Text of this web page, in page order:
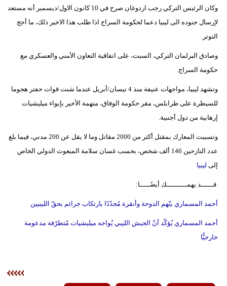
وكان الرئيس التركي رجب اردوغان صرح في 10 كانون الاول/ديسمبر أنه مستعد
لإرسال جنوده الى ليبيا دعما لحكومة السراج اذا طلب هذا الاخير ذلك، ما أجج
التوتر.
وصادق البرلمان التركي، السبت، على اتفاقية التعاون الأمني والعسكري مع
حكومة السراج.
وتشهد ليبيا، مواجهات عنيفة منذ 4 نيسان/أبريل عندما شنت قوات حفتر هجوما
للسيطرة على طرابلس، مقر حكومة الوفاق، متهمة الأخير بإيواء ميليشيات
إرهابية من دول أجنبية.
وتسببت المعارك بمقتل أكثر من 2000 مقاتل وما لا يقل عن 200 مدني، فيما بلغ
عدد النازحين 146 ألف شخص، بحسب غسان سلامة المبعوث الدولي الخاص
إلى ليبيا
قــــــد يهمــــــــــك أيضًـــــا:
أحمد المسماري يتّهم الدوحة وأنقرة مُجدّدًا بارتكاب جرائم بحقّ الليبيين
أحمد المسماري يُؤكّد أنّ الجيش الليبي يُواجه ميليشيات مُتطرّفة مدعومة
خارجيًّا